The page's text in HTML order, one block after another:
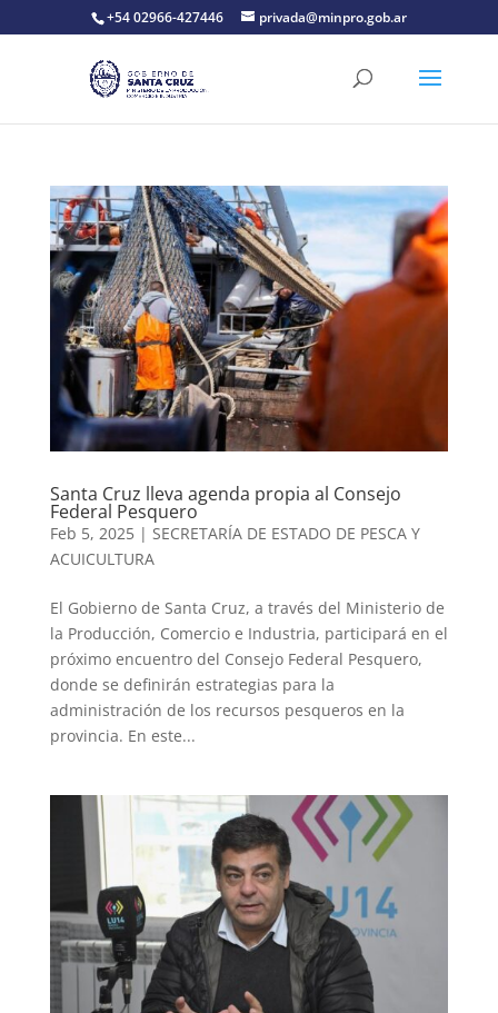
+54 02966-427446 privada@minpro.gob.ar
Santa Cruz lleva agenda propia al Consejo
Federal Pesquero
Feb 5, 2025| SECRETARÍA DE ESTADO DE PESCA Y
ACUICULTURA
El Gobierno de Santa Cruz, a través del Ministerio de
la Producción, Comercio e Industria, participará en el
próximo encuentro del Consejo Federal Pesquero,
donde se definirán estrategias para la
administración de los recursos pesqueros en la
provincia. En este...